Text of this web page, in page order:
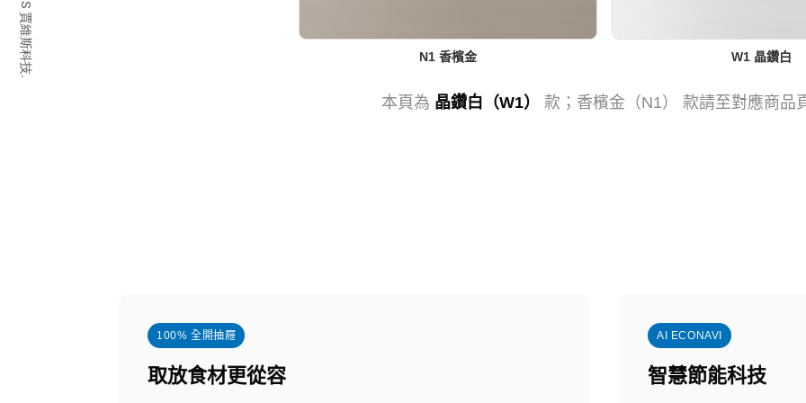
N1 香檳金 W1 晶鑽白
本頁為 晶鑽白（W1） 款；香檳金（N1） 款請至對應商品
100% 全開抽屜
取放食材更從容
AI ECONAVI
智慧節能科技